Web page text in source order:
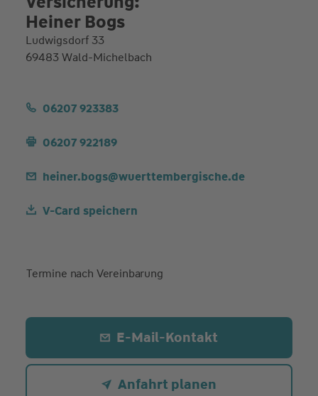
Heiner Bogs
Ludwigsdorf 33
69483 Wald-Michelbach
06207 923383
06207 922189
heiner.bogs@wuerttembergische.de
V-Card speichern
Termine nach Vereinbarung
E-Mail-Kontakt
Anfahrt planen